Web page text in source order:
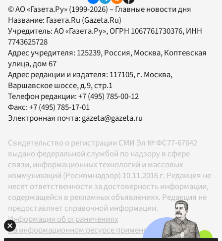
© АО «Газета.Ру» (1999-2026) – Главные новости дня
Название: Газета.Ru (Gazeta.Ru)
Учредитель:АО «Газета.Ру», ОГРН 1067761730376, ИНН
7743625728
Адрес учредителя: 125239, Россия, Москва, Коптевская
улица, дом 67
Адрес редакции и издателя: 117105, г. Москва,
Варшавское шоссе, д.9, стр.1
Телефон редакции:+7 (495) 785-00-12
Факс:+7 (495) 785-17-01
Электронная почта: gazeta@gazeta.ru
Свидетельство о регистрации СМИ Эл № ФС77-67642
выдано федеральной службой по надзору в сфере
связи, информационных технологий и массовых
коммуникаций (Роскомнадзор) 10.11.2016 г. Редакция не
несет ответственности за достоверность информации,
содержащейся в рекламных объявлениях. Редакция не
предоставляет справочной информации.
Информация об ограничениях
На информационном ресурсе применяются